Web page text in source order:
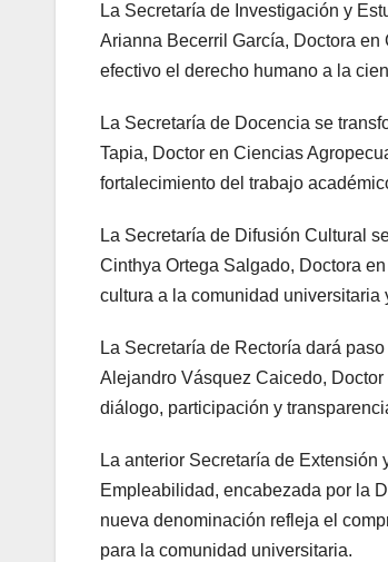
La Secretaría de Investigación y
Arianna Becerril García, Doctora
efectivo el derecho humano a la
La Secretaría de Docencia se
Tapia, Doctor en Ciencias
fortalecimiento del trabajo
La Secretaría de Difusión Cultural
Cinthya Ortega Salgado, Doctora
cultura a la comunidad
La Secretaría de Rectoría dará
Alejandro Vásquez Caicedo,
diálogo, participación y
La anterior Secretaría de
Empleabilidad, encabezada por la
nueva denominación refleja el
para la comunidad universitaria.